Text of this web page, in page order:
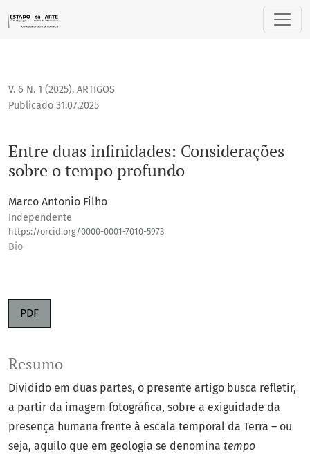
Entre duas infinidades: Considerações sobre o tempo
V. 6 N. 1 (2025), ARTIGOS
Entre duas infinidades: Considerações
sobre o tempo profundo
Publicado 31.07.2025
Marco Antonio Filho
Independente
https://orcid.org/0000-0001-7010-5973
Bio
PDF
Resumo
Dividido em duas partes, o presente artigo busca refletir,
a partir da imagem fotográfica, sobre a exiguidade da
presença humana frente à escala temporal da Terra – ou
seja, aquilo que em geologia se denomina tempo